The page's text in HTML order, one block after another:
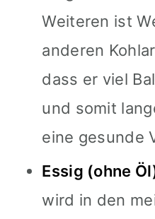
Weiteren ist
anderen
dass er viel
und somit
eine gesunde
Essig (ohne
wird in den